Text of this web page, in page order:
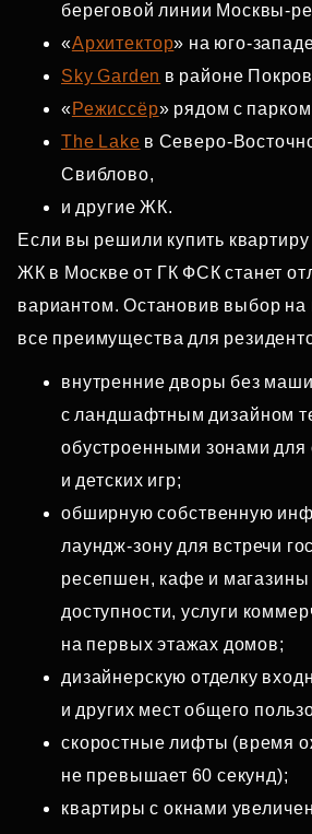
береговой линии
«Архитектор» на
Sky Garden в районе
«Режиссёр» рядом с
The Lake в
Свиблово,
и другие ЖК.
Если вы решили купить
ЖК в Москве от ГК ФСК станет
вариантом. Остановив выбор на
все преимущества для
внутренние дворы без
с ландшафтным дизайном
обустроенными зонами для
и детских игр;
обширную собственную
лаундж‑зону для встречи
ресепшен, кафе и магазины
доступности, услуги
на первых этажах домов;
дизайнерскую отделку
и других мест общего
скоростные лифты (время
не превышает 60 секунд);
квартиры с окнами